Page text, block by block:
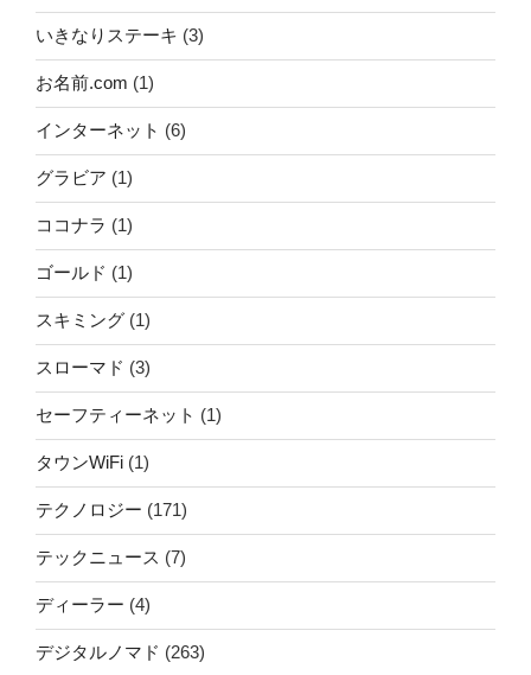
いきなりステーキ (3)
お名前.com (1)
インターネット (6)
グラビア (1)
ココナラ (1)
ゴールド (1)
スキミング (1)
スローマド (3)
セーフティーネット (1)
タウンWiFi (1)
テクノロジー (171)
テックニュース (7)
ディーラー (4)
デジタルノマド (263)